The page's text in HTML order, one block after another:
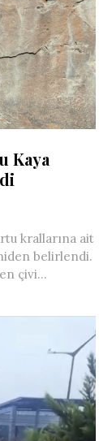
Kaya
krallarına ait
belirlendi.
çivi...